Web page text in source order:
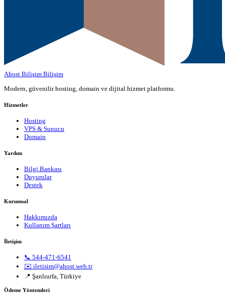
Ahost Bilişim Bilişim
Modern, güvenilir hosting, domain ve dijital hizmet platformu.
Hizmetler
Hosting
VPS & Sunucu
Domain
Yardım
Bilgi Bankası
Duyurular
Destek
Kurumsal
Hakkımızda
Kullanım Şartları
İletişim
📞 544-471-6541
✉️ iletisim@ahost.web.tr
📍 Şanlıurfa, Türkiye
Ödeme Yöntemleri